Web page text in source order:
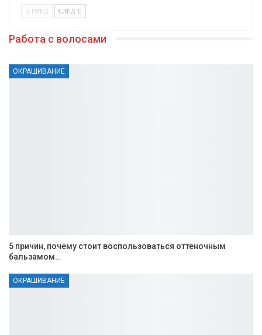
ПРЕД СЛЕД
Работа с волосами
ОКРАШИВАНИЕ
5 причин, почему стоит воспользоваться оттеночным
бальзамом…
ОКРАШИВАНИЕ